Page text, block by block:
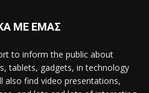
ΜΕ ΕΜΑΣ
to inform the public about
tablets, gadgets, in technology
also find video presentations,